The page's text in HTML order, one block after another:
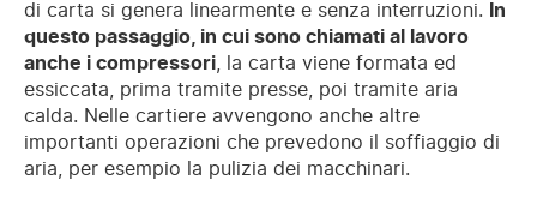
di carta si genera linearmente e senza interruzioni.
In
questo passaggio, in cui sono chiamati al lavoro
anche i compressori , la carta viene formata ed
essiccata, prima tramite presse, poi tramite aria
calda. Nelle cartiere avvengono anche altre
importanti operazioni che prevedono il soffiaggio di
aria, per esempio la pulizia dei macchinari.